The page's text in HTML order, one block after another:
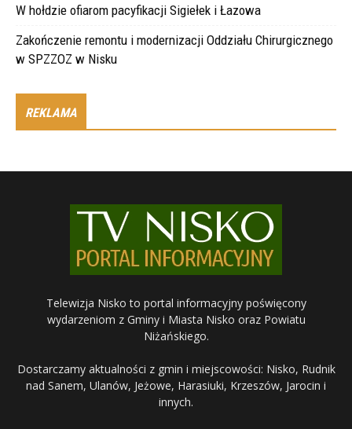
W hołdzie ofiarom pacyfikacji Sigiełek i Łazowa
Zakończenie remontu i modernizacji Oddziału Chirurgicznego
w SPZZOZ w Nisku
REKLAMA
Telewizja Nisko to portal informacyjny poświęcony
wydarzeniom z Gminy i Miasta Nisko oraz Powiatu
Niżańskiego.
Dostarczamy aktualności z gmin i miejscowości: Nisko, Rudnik
nad Sanem, Ulanów, Jeżowe, Harasiuki, Krzeszów, Jarocin i
innych.